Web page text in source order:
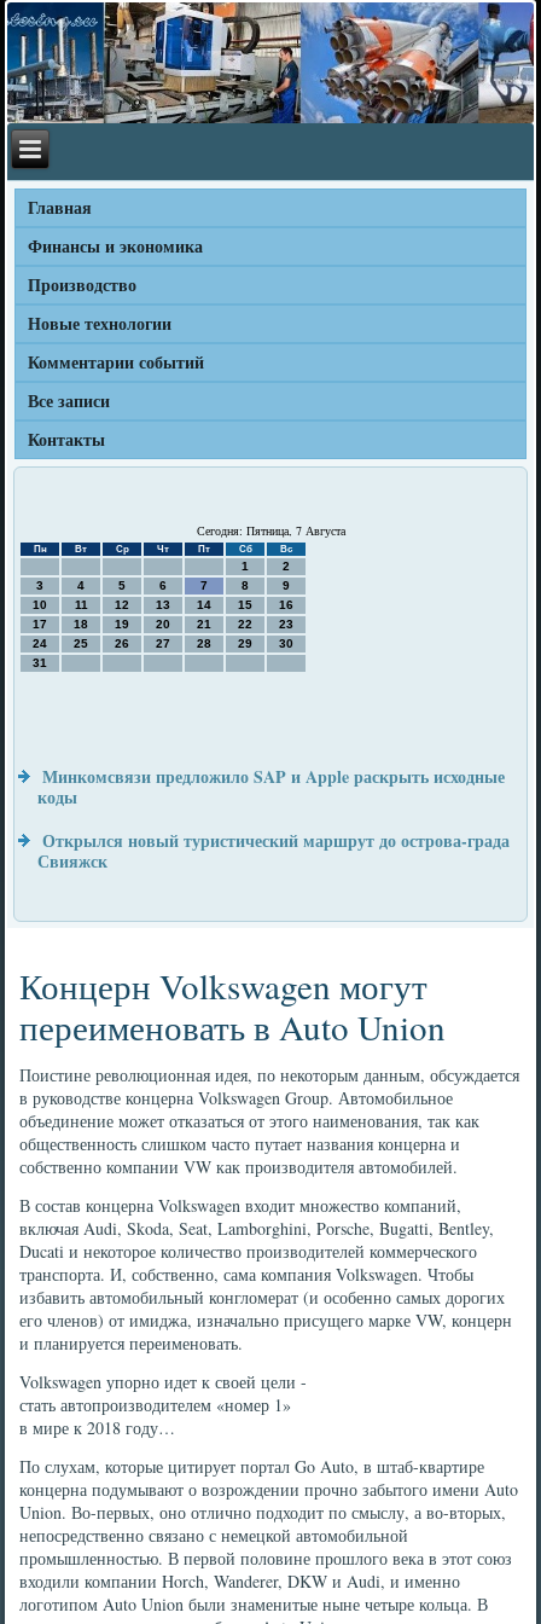
Главная
Финансы и экономика
Производство
Новые технологии
Комментарии событий
Все записи
Контакты
Сегодня: Пятница, 7 Августа
Пн Вт Ср Чт Пт Сб Вс
1
2
3
4 5 6 7 8
9
10
11 12 13 14 15
16
17
18 19 20 21 22
23
24
25 26 27 28 29
30
31
Минкомсвязи предложило SAP и Apple раскрыть исходные
коды
Открылся новый туристический маршрут до острова-града
Свияжск
Концерн Volkswagen могут
переименовать в Auto Union
Поистине революционная идея, по некоторым данным, обсуждается
в руководстве концерна Volkswagen Group. Автомобильное
объединение может отказаться от этого наименования, так как
общественность слишком часто путает названия концерна и
собственно компании VW как производителя автомобилей.
В состав концерна Volkswagen входит множество компаний,
включая Audi, Skoda, Seat, Lamborghini, Porsche, Bugatti, Bentley,
Ducati и некоторое количество производителей коммерческого
транспорта. И, собственно, сама компания Volkswagen. Чтобы
избавить автомобильный конгломерат (и особенно самых дорогих
его членов) от имиджа, изначально присущего марке VW, концерн
и планируется переименовать.
Volkswagen упорно идет к своей цели -
стать автопроизводителем «номер 1»
в мире к 2018 году…
По слухам, которые цитирует портал Go Auto, в штаб-квартире
концерна подумывают о возрождении прочно забытого имени Auto
Union. Во-первых, оно отлично подходит по смыслу, а во-вторых,
непосредственно связано с немецкой автомобильной
промышленностью. В первой половине прошлого века в этот союз
входили компании Horch, Wanderer, DKW и Audi, и именно
логотипом Auto Union были знаменитые ныне четыре кольца. В